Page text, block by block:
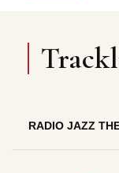
RADIO JAZZ